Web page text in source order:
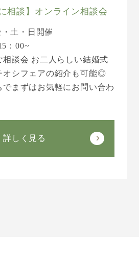
相談】オンライン相談会
土・日開催
：00~
相談会 お二人らしい結婚式
オシフェアの紹介も可能◎
でまずはお気軽にお問い合わ
詳しく見る